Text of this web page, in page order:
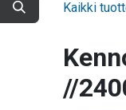
Kaikki
//